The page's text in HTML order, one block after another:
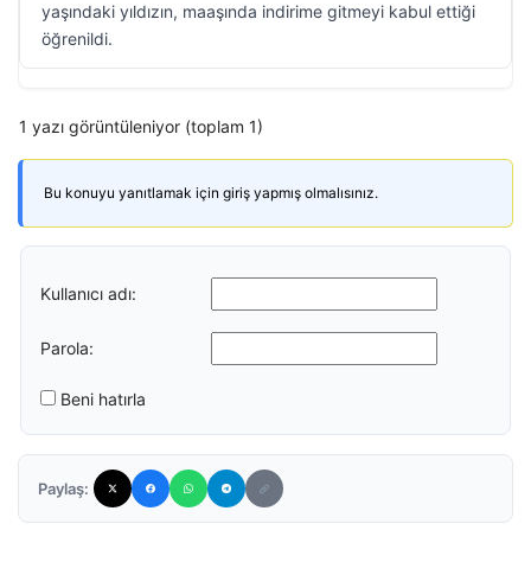
yaşındaki yıldızın, maaşında indirime gitmeyi kabul ettiği
öğrenildi.
1 yazı görüntüleniyor (toplam 1)
Bu konuyu yanıtlamak için giriş yapmış olmalısınız.
Kullanıcı adı:
Parola:
Beni hatırla
Paylaş: